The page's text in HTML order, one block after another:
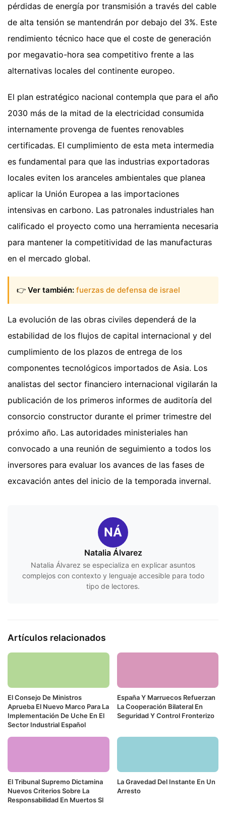
pérdidas de energía por transmisión a través del cable
de alta tensión se mantendrán por debajo del 3%. Este
rendimiento técnico hace que el coste de generación
por megavatio-hora sea competitivo frente a las
alternativas locales del continente europeo.
El plan estratégico nacional contempla que para el año
2030 más de la mitad de la electricidad consumida
internamente provenga de fuentes renovables
certificadas. El cumplimiento de esta meta intermedia
es fundamental para que las industrias exportadoras
locales eviten los aranceles ambientales que planea
aplicar la Unión Europea a las importaciones
intensivas en carbono. Las patronales industriales han
calificado el proyecto como una herramienta necesaria
para mantener la competitividad de las manufacturas
en el mercado global.
👉 Ver también: fuerzas de defensa de israel
La evolución de las obras civiles dependerá de la
estabilidad de los flujos de capital internacional y del
cumplimiento de los plazos de entrega de los
componentes tecnológicos importados de Asia. Los
analistas del sector financiero internacional vigilarán la
publicación de los primeros informes de auditoría del
consorcio constructor durante el primer trimestre del
próximo año. Las autoridades ministeriales han
convocado a una reunión de seguimiento a todos los
inversores para evaluar los avances de las fases de
excavación antes del inicio de la temporada invernal.
NÁ
Natalia Álvarez
Natalia Álvarez se especializa en explicar asuntos
complejos con contexto y lenguaje accesible para todo
tipo de lectores.
Artículos relacionados
El Consejo De Ministros
Aprueba El Nuevo Marco Para La
Implementación De Uche En El
Sector Industrial Español
España Y Marruecos Refuerzan
La Cooperación Bilateral En
Seguridad Y Control Fronterizo
El Tribunal Supremo Dictamina
Nuevos Criterios Sobre La
Responsabilidad En Muertos Sl
La Gravedad Del Instante En Un
Arresto